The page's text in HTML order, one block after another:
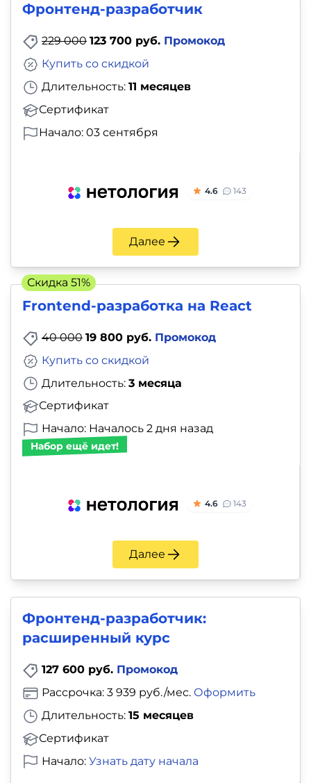
Фронтенд-разработчик
229 000 123 700 руб. Промокод
Длительность: 11 месяцев
Сертификат
Купить со скидкой
Начало: 03 сентября
4.6 143
Далее
Frontend-разработка на React
40 000 19 800 руб. Промокод
Длительность: 3 месяца
Сертификат
Купить со скидкой
Начало: Началось 2 дня назад
Набор ещё идет!
4.6 143
Далее
Скидка 51%
Фронтенд-разработчик:
расширенный курс
127 600 руб. Промокод
Длительность: 15 месяцев
Сертификат
Рассрочка: 3 939 руб./мес. Оформить
Начало: Узнать дату начала